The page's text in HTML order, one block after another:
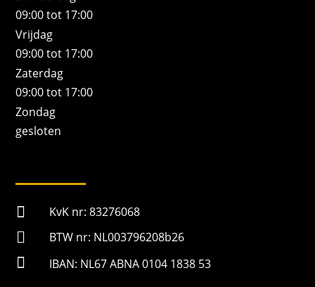
09:00 tot 17:00
Vrijdag
09:00 tot 17:00
Zaterdag
09:00 tot 17:00
Zondag
gesloten
 KvK nr: 83276068
 BTW nr: NL003796208b26
 IBAN: NL67 ABNA 0104 1838 53